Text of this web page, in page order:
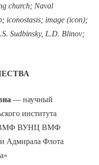
church; Naval
iconostasis; image (icon);
Sudbinsky, L.D. Blinov;
— научный
института
ВМФ ВУНЦ ВМФ
Адмирала Флота